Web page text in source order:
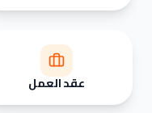
عقد العمل